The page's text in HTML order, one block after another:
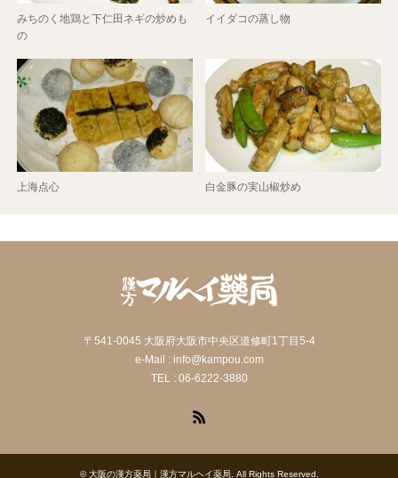
みちのく地鶏と下仁田ネギの炒めも
の
イイダコの蒸し物
上海点心 白金豚の実山椒炒め
〒541-0045 大阪府大阪市中央区道修町1丁目5-4
e-Mail : info@kampou.com
TEL : 06-6222-3880
©大阪の漢方薬局｜漢方マルヘイ薬局. All Rights Reserved.